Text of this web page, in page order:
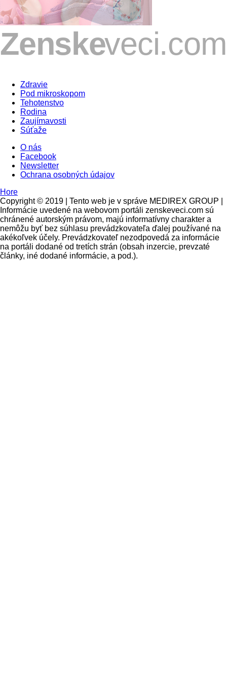
Zdravie
Pod mikroskopom
Tehotenstvo
Rodina
Zaujímavosti
Súťaže
O nás
Facebook
Newsletter
Ochrana osobných údajov
Hore
Copyright © 2019 | Tento web je v správe MEDIREX GROUP |
Informácie uvedené na webovom portáli zenskeveci.com sú
chránené autorským právom, majú informatívny charakter a
nemôžu byť bez súhlasu prevádzkovateľa ďalej používané na
akékoľvek účely. Prevádzkovateľ nezodpovedá za informácie
na portáli dodané od tretích strán (obsah inzercie, prevzaté
články, iné dodané informácie, a pod.).